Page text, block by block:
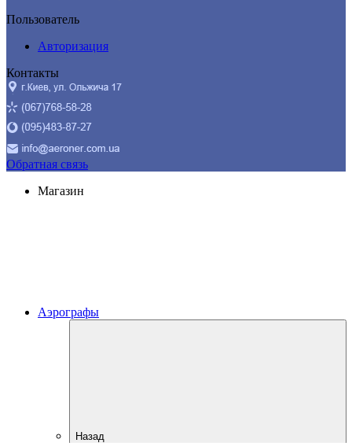
Пользователь
Авторизация
Контакты
Обратная связь
Магазин
Аэрографы
Назад